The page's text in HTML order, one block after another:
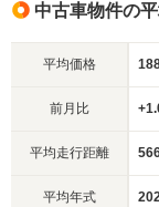
中古車物件の
平均価格
前月比
平均走行距離
平均年式